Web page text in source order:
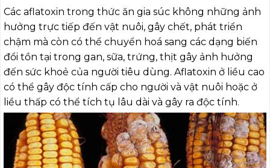
Các aflatoxin trong thức ăn gia súc không những ảnh
hưởng trực tiếp đến vật nuôi, gây chết, phát triển
chậm mà còn có thể chuyển hoá sang các dạng biến
đổi tồn tại trong gan, sữa, trứng, thịt gây ảnh hưởng
đến sức khoẻ của người tiêu dùng. Aflatoxin ở liều cao
có thể gây độc tính cấp cho người và vật nuôi hoặc ở
liều thấp có thể tích tụ lâu dài và gây ra độc tính.